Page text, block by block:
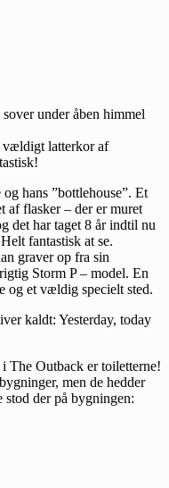
under åben himmel
vældigt latterkor af
hans ”bottlehouse”. Et
af flasker – der er muret
det har taget 8 år indtil nu
fantastisk at se.
graver op fra sin
Storm P – model. En
og et vældig specielt sted.
kaldt: Yesterday, today
The Outback er toiletterne!
men de hedder
der på bygningen: